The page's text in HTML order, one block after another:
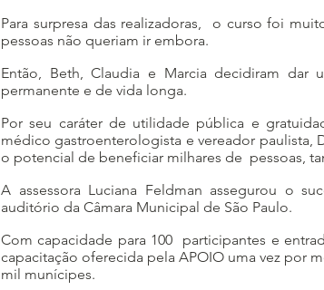
Para surpresa das realizadoras, o curso foi
pessoas não queriam ir embora.
Então, Beth, Claudia e Marcia decidiram dar
permanente e de vida longa.
Por seu caráter de utilidade pública e
médico gastroenterologista e vereador
o potencial de beneficiar milhares de pessoas,
A assessora Luciana Feldman assegurou o
auditório da Câmara Municipal de São Paulo.
Com capacidade para 100 participantes e
capacitação oferecida pela APOIO uma vez por
mil munícipes.